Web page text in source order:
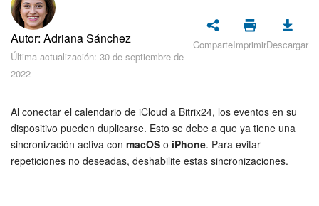
Seguridad
Planes y pagos
Feed
Messenger
Autor: Adriana Sánchez
Última actualización: 30 de septiembre de
2022
ComparteImprimirDescargar
Al conectar el calendario de iCloud a Bitrix24, los eventos en su
dispositivo pueden duplicarse. Esto se debe a que ya tiene una
sincronización activa con macOS o iPhone. Para evitar
repeticiones no deseadas, deshabilite estas sincronizaciones.